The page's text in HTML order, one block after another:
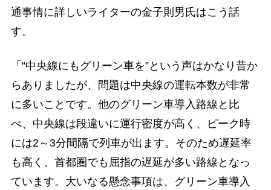
通事情に詳しいライターの金子則男氏はこう話
す。
「“中央線にもグリーン車を”という声はかなり昔か
らありましたが、問題は中央線の運転本数が非常
に多いことです。他のグリーン車導入路線と比
べ、中央線は段違いに運行密度が高く、ピーク時
には2～3分間隔で列車が出ます。そのため遅延率
も高く、首都圏でも屈指の遅延が多い路線となっ
ています。大いなる懸念事項は、グリーン車導入